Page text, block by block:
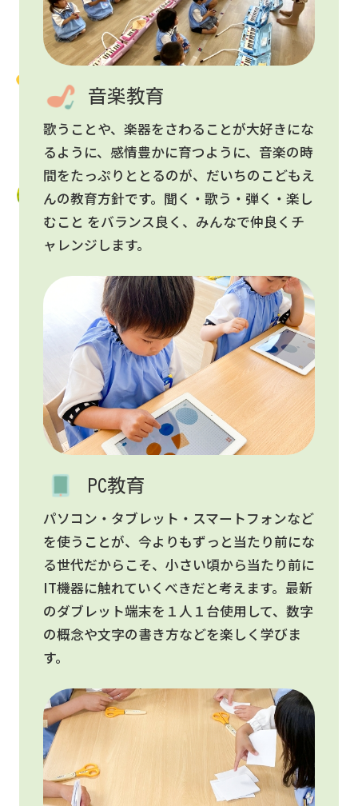
音楽教育
歌うことや、楽器をさわることが大好きにな
るように、感情豊かに育つように、音楽の時
間をたっぷりととるのが、だいちのこどもえ
んの教育方針です。聞く・歌う・弾く・楽し
むこと をバランス良く、みんなで仲良くチ
ャレンジします。
PC教育
パソコン・タブレット・スマートフォンなど
を使うことが、今よりもずっと当たり前にな
る世代だからこそ、小さい頃から当たり前に
IT機器に触れていくべきだと考えます。最新
のダブレット端末を１人１台使用して、数字
の概念や文字の書き方などを楽しく学びま
す。